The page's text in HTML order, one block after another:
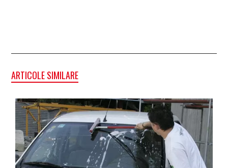
ARTICOLE SIMILARE